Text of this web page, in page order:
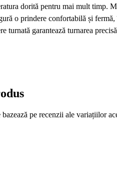
dorită pentru mai mult timp.
o prindere confortabilă și
turnată garantează turnarea
și durabile care garantează o
bazează pe recenzii ale variațiilor